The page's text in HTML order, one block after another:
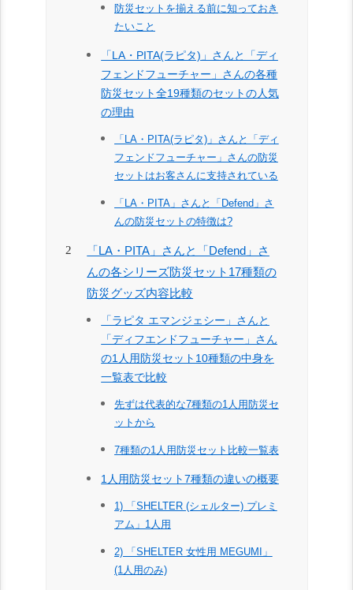
防災セットを揃える前に知っておき
たいこと
「LA・PITA(ラピタ)」さんと「ディ
フェンドフューチャー」さんの各種
防災セット全19種類のセットの人気
の理由
「LA・PITA(ラピタ)」さんと「ディ
フェンドフューチャー」さんの防災
セットはお客さんに支持されている
「LA・PITA」さんと「Defend」さ
んの防災セットの特徴は?
「LA・PITA」さんと「Defend」さ
んの各シリーズ防災セット17種類の
防災グッズ内容比較
「ラピタ エマンジェシー」さんと
「ディフエンドフューチャー」さん
の1人用防災セット10種類の中身を
一覧表で比較
先ずは代表的な7種類の1人用防災セ
ットから
7種類の1人用防災セット比較一覧表
1人用防災セット7種類の違いの概要
1) 「SHELTER (シェルター) プレミ
アム」1人用
2) 「SHELTER 女性用 MEGUMI」
(1人用のみ)